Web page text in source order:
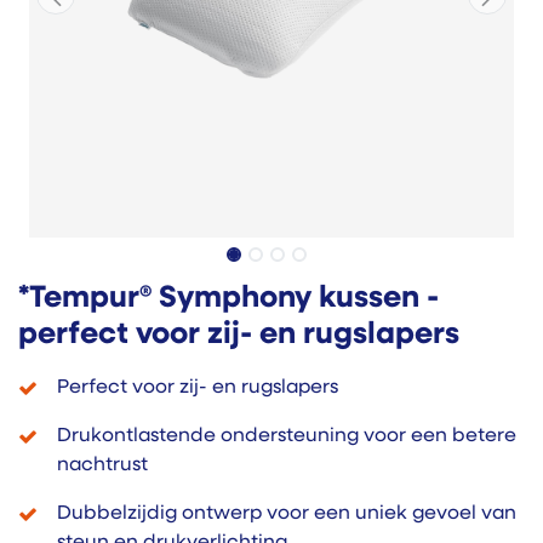
*Tempur® Symphony kussen -
perfect voor zij- en rugslapers
Perfect voor zij- en rugslapers
Drukontlastende ondersteuning voor een betere
nachtrust
Dubbelzijdig ontwerp voor een uniek gevoel van